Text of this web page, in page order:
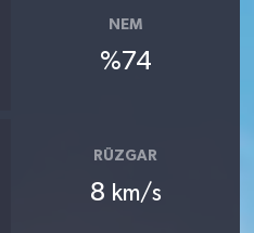
NEM
%74
RÜZGAR
8 km/s